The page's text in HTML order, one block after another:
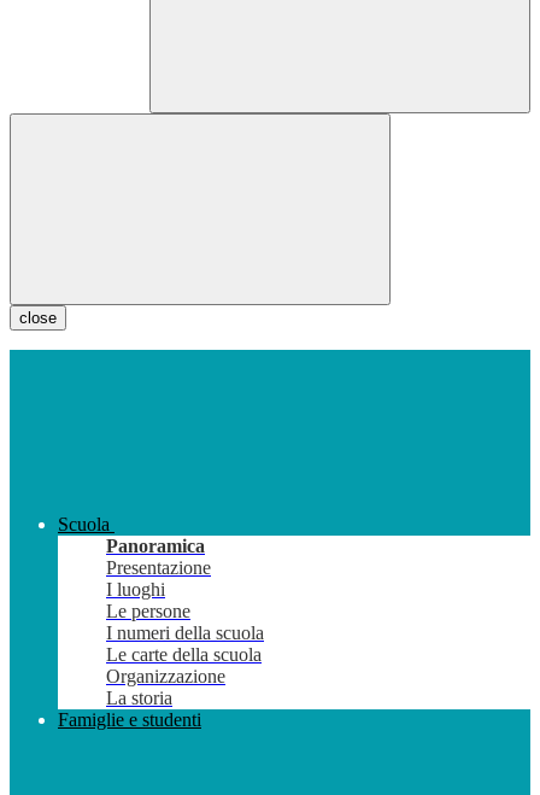
close
Scuola
Panoramica
Presentazione
I luoghi
Le persone
I numeri della scuola
Le carte della scuola
Organizzazione
La storia
Famiglie e studenti